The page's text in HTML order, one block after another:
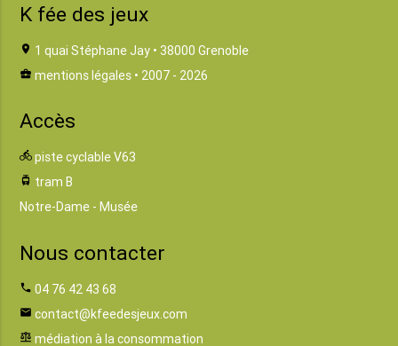
K fée des jeux
location_on 1 quai Stéphane Jay • 38000 Grenoble
business_center mentions légales • 2007 - 2026
Accès
directions_bike piste cyclable V63
tram tram B
Notre-Dame - Musée
Nous contacter
phone 04 76 42 43 68
email contact@kfeedesjeux.com
balance médiation à la consommation